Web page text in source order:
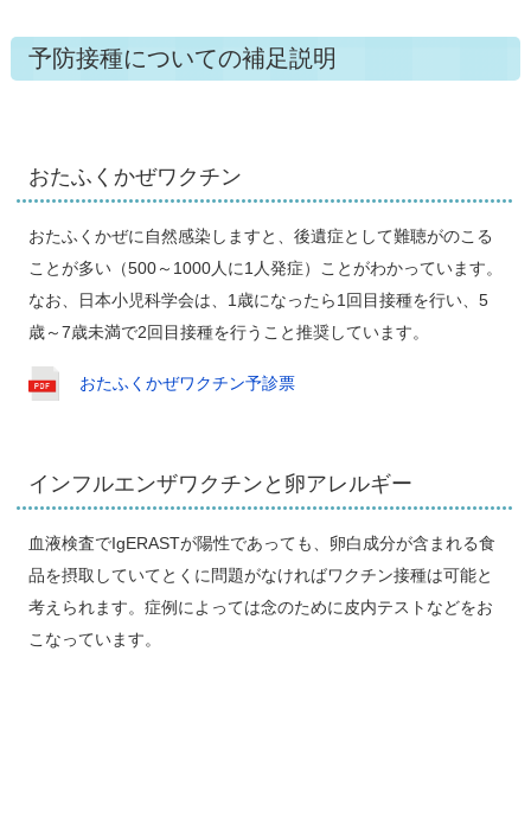
予防接種についての補足説明
おたふくかぜワクチン
おたふくかぜに自然感染しますと、後遺症として難聴がのこる
ことが多い（500～1000人に1人発症）ことがわかっています。
なお、日本小児科学会は、1歳になったら1回目接種を行い、5
歳～7歳未満で2回目接種を行うこと推奨しています。
おたふくかぜワクチン予診票
インフルエンザワクチンと卵アレルギー
血液検査でIgERASTが陽性であっても、卵白成分が含まれる食
品を摂取していてとくに問題がなければワクチン接種は可能と
考えられます。症例によっては念のために皮内テストなどをお
こなっています。